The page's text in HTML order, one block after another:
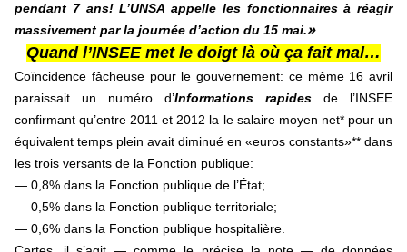
pendant 7 ans! L’UNSA appelle les fonctionnaires à réagir
massivement par la journée d’action du 15 mai.»
Quand l’INSEE met le doigt là où ça fait mal…
Coïncidence fâcheuse pour le gouvernement: ce même 16 avril
paraissait un numéro d’Informations rapides de l’INSEE
confirmant qu’entre 2011 et 2012 la le salaire moyen net* pour un
équivalent temps plein avait diminué en «euros constants»** dans
les trois versants de la Fonction publique:
— 0,8% dans la Fonction publique de l’État;
— 0,5% dans la Fonction publique territoriale;
— 0,6% dans la Fonction publique hospitalière.